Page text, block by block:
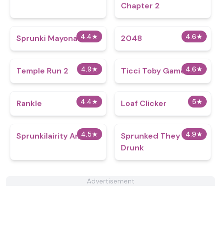
Chapter 2
4.4★
Sprunki Mayonaise 2 4.6★
2048
4.9★
Temple Run 2 4.6★
Ticci Toby Game
4.4★
Rankle 5★
Loaf Clicker
4.5★
Sprunkilairity Amoral 4.9★
Sprunked They
Drunk
Advertisement